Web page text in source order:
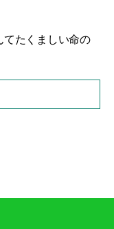
てたくましい命の